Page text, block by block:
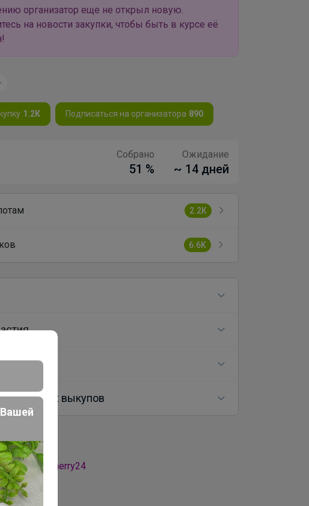
организатор еще не открыл новую.
на новости закупки, чтобы быть в курсе её
1.2K Подписаться на организатора 890
Собрано
51 %
Ожидание
~ 14 дней
2.2K
6.6K
выкупов
Cherry24